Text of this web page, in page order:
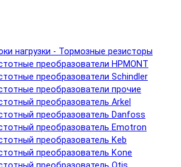
нагрузки - Тормозные резисторы
преобразователи HPMONT
преобразователи Schindler
преобразователи прочие
преобразователь Arkel
преобразователь Danfoss
преобразователь Emotron
преобразователь Keb
преобразователь Kone